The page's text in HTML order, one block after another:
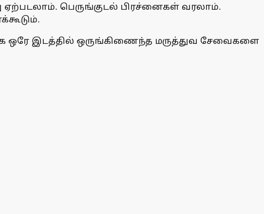
ஏற்படலாம். பெருங்குடல் பிரச்னைகள் வரலாம்.
ஒரே இடத்தில் ஒருங்கிணைந்த மருத்துவ சேவைகளை